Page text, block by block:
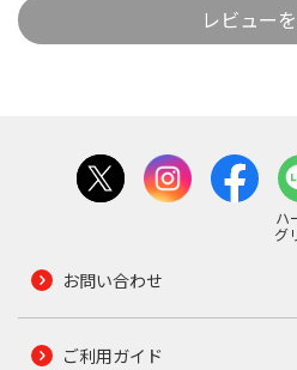
レビュー
ハ
グ
お問い合わせ
ご利用ガイド